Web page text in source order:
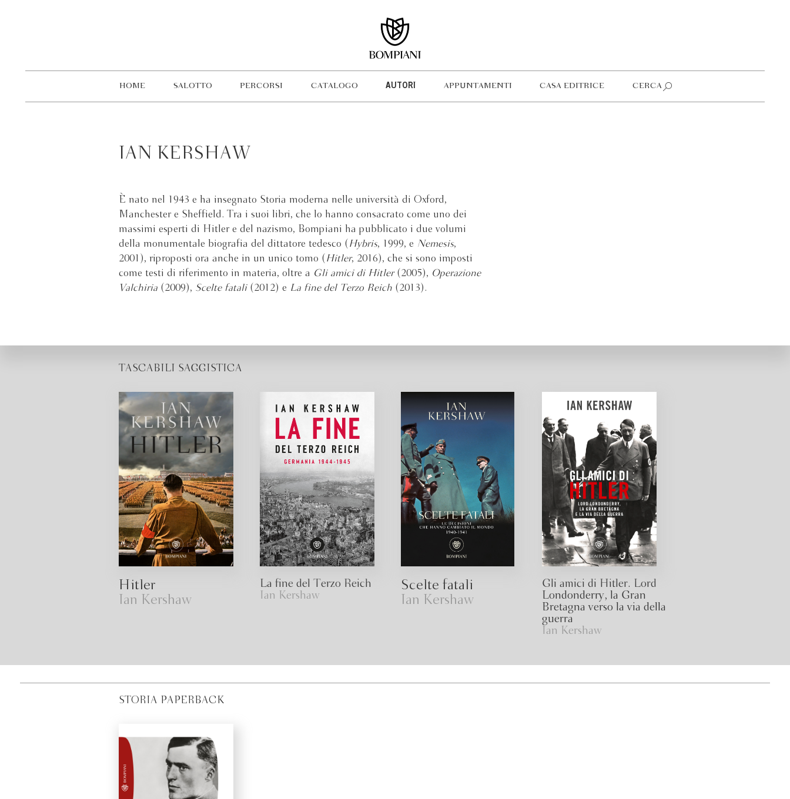
HOME SALOTTO PERCORSI CATALOGO AUTORI APPUNTAMENTI CASA EDITRICE CERCA
IAN KERSHAW
È nato nel 1943 e ha insegnato Storia moderna nelle università di Oxford,
Manchester e Sheffield. Tra i suoi libri, che lo hanno consacrato come uno dei
massimi esperti di Hitler e del nazismo, Bompiani ha pubblicato i due volumi
della monumentale biografia del dittatore tedesco ( Hybris, 1999, e Nemesis,
2001), riproposti ora anche in un unico tomo ( Hitler, 2016), che si sono imposti
come testi di riferimento in materia, oltre a Gli amici di Hitler(2005), Operazione
Valchiria (2009), Scelte fatali(2012) e La fine del Terzo Reich (2013).
TASCABILI SAGGISTICA
Hitler
Ian Kershaw
La fine del Terzo Reich
Ian Kershaw
Scelte fatali
Ian Kershaw
Gli amici di Hitler. Lord
Londonderry, la Gran
Bretagna verso la via della
guerra
Ian Kershaw
STORIA PAPERBACK